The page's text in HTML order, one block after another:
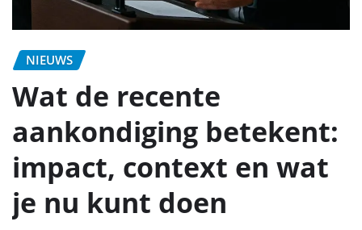
NIEUWS
Wat de recente
aankondiging betekent:
impact, context en wat
je nu kunt doen